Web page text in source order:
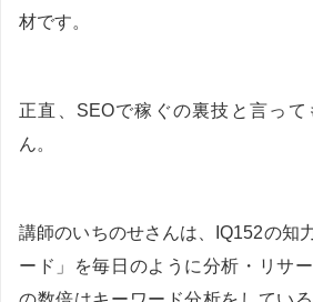
材です。
正直、SEOで稼ぐの裏技と言っ
ん。
講師のいちのせさんは、IQ152の知
ード」を毎日のように分析・リサ